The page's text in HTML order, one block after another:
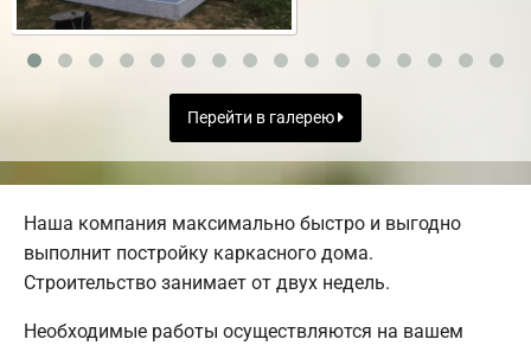
Перейти в галерею
Наша компания максимально быстро и выгодно
выполнит постройку каркасного дома.
Строительство занимает от двух недель.
Необходимые работы осуществляются на вашем